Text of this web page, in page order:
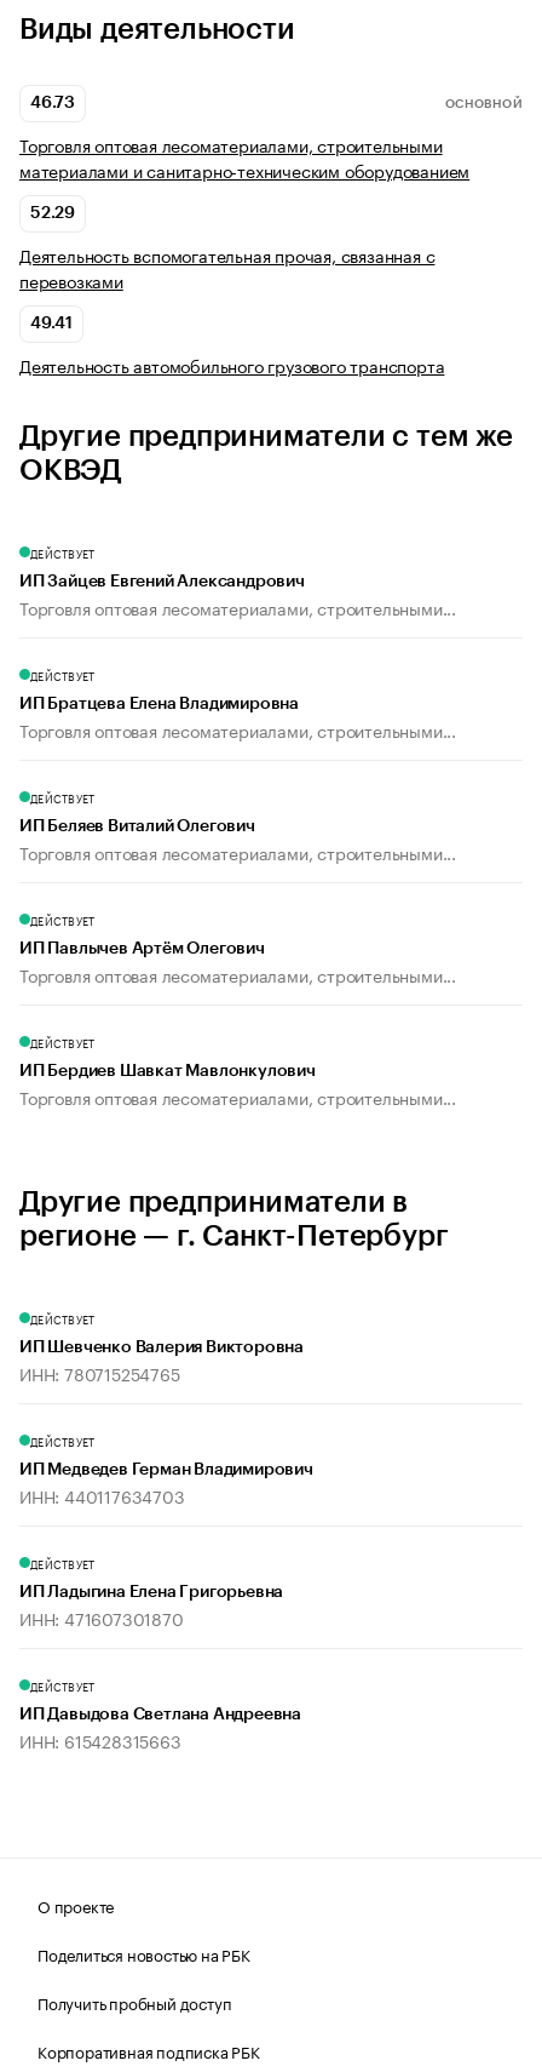
Виды деятельности
46.73 ОСНОВНОЙ
Торговля оптовая лесоматериалами, строительными
материалами и санитарно-техническим оборудованием
52.29
Деятельность вспомогательная прочая, связанная с
перевозками
49.41
Деятельность автомобильного грузового транспорта
Другие предприниматели с тем же
ОКВЭД
ДЕЙСТВУЕТ
ИП Зайцев Евгений Александрович
Торговля оптовая лесоматериалами, строительными...
ДЕЙСТВУЕТ
ИП Братцева Елена Владимировна
Торговля оптовая лесоматериалами, строительными...
ДЕЙСТВУЕТ
ИП Беляев Виталий Олегович
Торговля оптовая лесоматериалами, строительными...
ДЕЙСТВУЕТ
ИП Павлычев Артём Олегович
Торговля оптовая лесоматериалами, строительными...
ДЕЙСТВУЕТ
ИП Бердиев Шавкат Мавлонкулович
Торговля оптовая лесоматериалами, строительными...
Другие предприниматели в
регионе — г. Санкт-Петербург
ДЕЙСТВУЕТ
ИП Шевченко Валерия Викторовна
ИНН: 780715254765
ДЕЙСТВУЕТ
ИП Медведев Герман Владимирович
ИНН: 440117634703
ДЕЙСТВУЕТ
ИП Ладыгина Елена Григорьевна
ИНН: 471607301870
ДЕЙСТВУЕТ
ИП Давыдова Светлана Андреевна
ИНН: 615428315663
О проекте
Поделиться новостью на РБК
Получить пробный доступ
Корпоративная подписка РБК